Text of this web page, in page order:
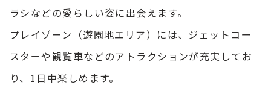
ラシなどの愛らしい姿に出会えます。
プレイゾーン（遊園地エリア）には、ジェットコー
スターや観覧車などのアトラクションが充実してお
り、1日中楽しめます。